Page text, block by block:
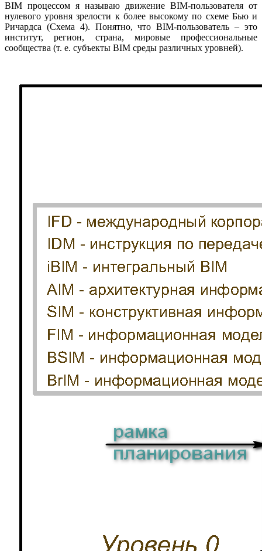
BIM процессом я называю движение BIM-пользователя от
нулевого уровня зрелости к более высокому по схеме Бью и
Ричардса (Схема 4). Понятно, что BIM-пользователь – это
институт, регион, страна, мировые профессиональные
сообщества (т. е. субъекты BIM среды различных уровней).